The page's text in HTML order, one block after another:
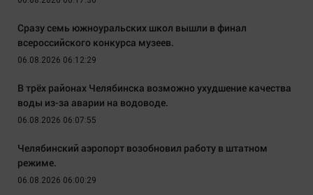
Сразу семь южноуральских школ вышли в финал
всероссийского конкурса музеев.
06.08.2026 06:12:29
В трёх районах Челябинска возможно ухудшение качества
воды из-за аварии на водоводе.
06.08.2026 06:07:55
Челябинский аэропорт возобновил работу в штатном
режиме.
06.08.2026 06:00:29